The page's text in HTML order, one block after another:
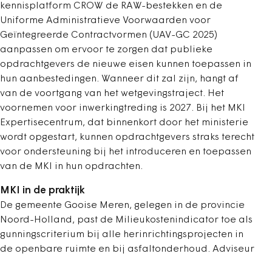
kennisplatform CROW de RAW-bestekken en de
Uniforme Administratieve Voorwaarden voor
Geïntegreerde Contractvormen (UAV-GC 2025)
aanpassen om ervoor te zorgen dat publieke
opdrachtgevers de nieuwe eisen kunnen toepassen in
hun aanbestedingen. Wanneer dit zal zijn, hangt af
van de voortgang van het wetgevingstraject. Het
voornemen voor inwerkingtreding is 2027. Bij het MKI
Expertisecentrum, dat binnenkort door het ministerie
wordt opgestart, kunnen opdrachtgevers straks terecht
voor ondersteuning bij het introduceren en toepassen
van de MKI in hun opdrachten.
MKI in de praktijk
De gemeente Gooise Meren, gelegen in de provincie
Noord-Holland, past de Milieukostenindicator toe als
gunningscriterium bij alle herinrichtingsprojecten in
de openbare ruimte en bij asfaltonderhoud. Adviseur